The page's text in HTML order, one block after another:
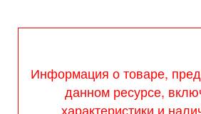
Информация о товаре,
данном ресурсе,
характеристики и